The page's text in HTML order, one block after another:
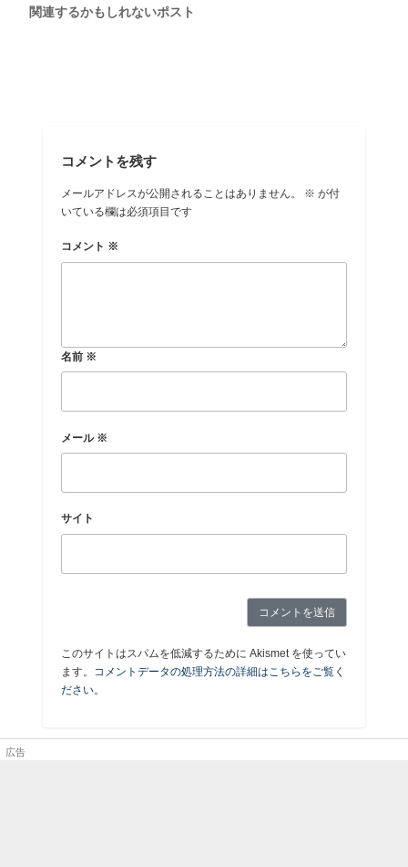
関連するかもしれないポスト
コメントを残す
メールアドレスが公開されることはありません。 ※ が付
いている欄は必須項目です
コメント ※
名前 ※
メール ※
サイト
このサイトはスパムを低減するために Akismet を使ってい
ます。 コメントデータの処理方法の詳細はこちらをご覧く
ださい。